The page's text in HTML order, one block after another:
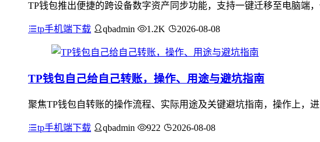
TP钱包推出便捷的跨设备数字资产同步功能，支持一键迁移至电脑端
tp手机端下载 qbadmin 1.2K 2026-08-08
TP钱包自己给自己转账，操作、用途与避坑指南
聚焦TP钱包自转账的操作流程、实际用途及关键避坑指南，操作上，
tp手机端下载 qbadmin 922 2026-08-08